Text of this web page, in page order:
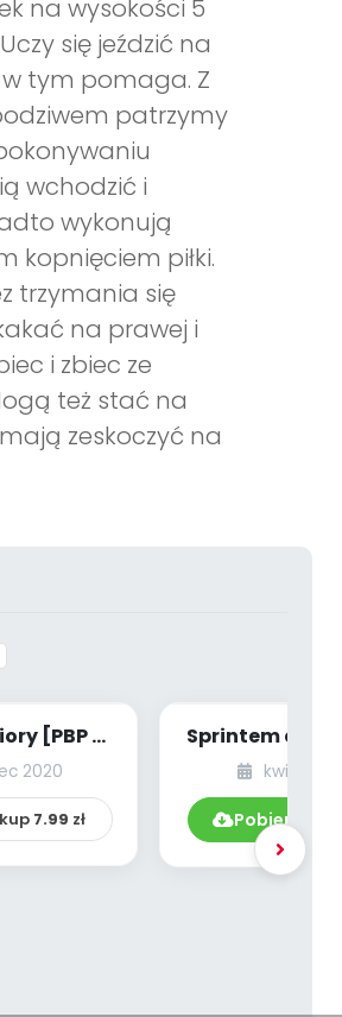
na wysokości 5
się jeździć na
w tym pomaga. Z
patrzymy
wchodzić i
wykonują
kopnięciem piłki.
trzymania się
na prawej i
i zbiec ze
też stać na
zeskoczyć na
[PBP -
- numer
2020
7.99 zł
Sprintem do
IV
Maraton
kwiecień
Pobierz